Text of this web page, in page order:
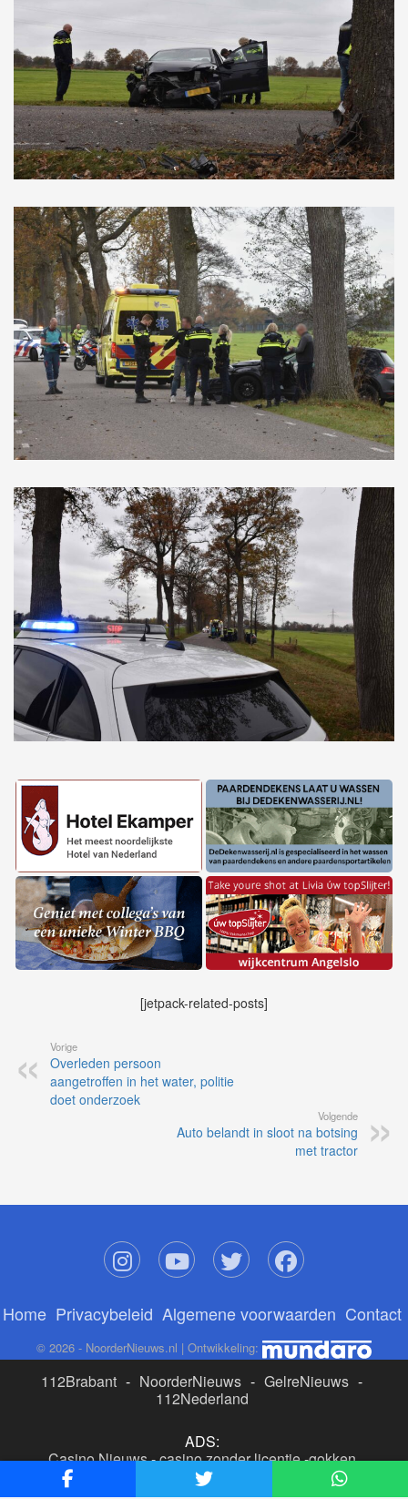
[jetpack-related-posts]
Vorige
Overleden persoon
aangetroffen in het water, politie
doet onderzoek
Volgende
Auto belandt in sloot na botsing
met tractor
Home Privacybeleid Algemene voorwaarden Contact
© 2026 - NoorderNieuws.nl | Ontwikkeling:
112Brabant - NoorderNieuws - GelreNieuws -
112Nederland
ADS:
Casino Nieuws-casino zonder licentie-gokken
buitenlandse site
beste online casino nederland